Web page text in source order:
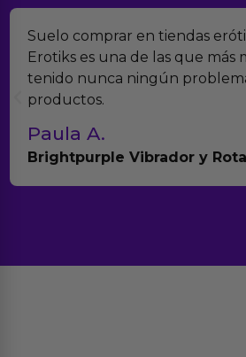
Suelo comprar en tiendas
Erotiks es una de las que más
tenido nunca ningún
productos.
Paula A.
Brightpurple Vibrador y